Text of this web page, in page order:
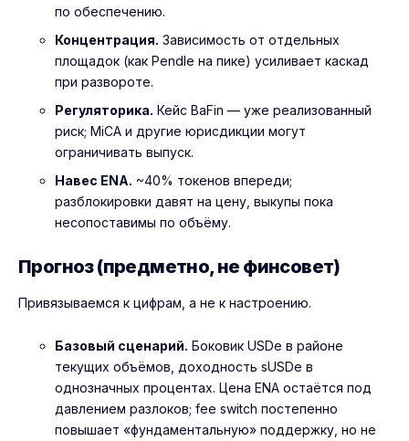
по обеспечению.
Концентрация. Зависимость от отдельных
площадок (как Pendle на пике) усиливает каскад
при развороте.
Регуляторика. Кейс BaFin — уже реализованный
риск; MiCA и другие юрисдикции могут
ограничивать выпуск.
Навес ENA. ~40% токенов впереди;
разблокировки давят на цену, выкупы пока
несопоставимы по объёму.
Прогноз (предметно, не финсовет)
Привязываемся к цифрам, а не к настроению.
Базовый сценарий. Боковик USDe в районе
текущих объёмов, доходность sUSDe в
однозначных процентах. Цена ENA остаётся под
давлением разлоков; fee switch постепенно
повышает «фундаментальную» поддержку, но не